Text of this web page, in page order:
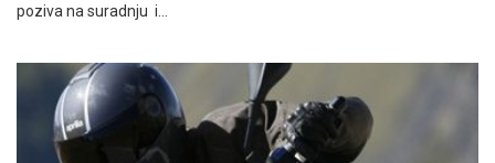
poziva na suradnju i…